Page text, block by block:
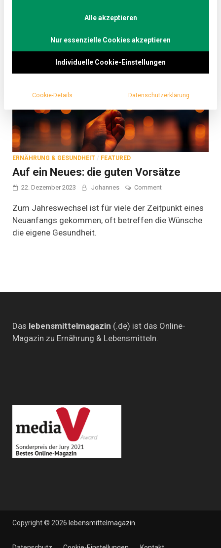
ERNÄHRUNG & GESUNDHEIT / FEATURED
Auf ein Neues: die guten Vorsätze
22. Dezember 2023 Johannes Commenton
Neues:
die
Zum Jahreswechsel ist für viele der Zeitpunkt eines
Neuanfangs gekommen, oft betreffen die Wünsche
die eigene Gesundheit.
Das lebensmittelmagazin (.de) ist das Online-
Magazin zu Ernährung & Lebensmitteln.
Copyright © 2026 lebensmittelmagazin.
Alle akzeptieren
Nur essenzielle Cookies akzeptieren
Individuelle Cookie-Einstellungen
Cookie-Details Datenschutzerklärung